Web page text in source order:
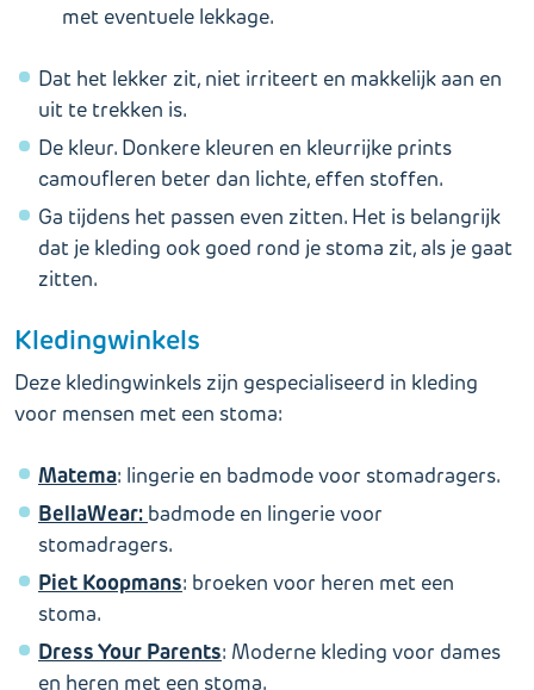
met eventuele lekkage.
Dat het lekker zit, niet irriteert en makkelijk aan en
uit te trekken is.
De kleur. Donkere kleuren en kleurrijke prints
camoufleren beter dan lichte, effen stoffen.
Ga tijdens het passen even zitten. Het is belangrijk
dat je kleding ook goed rond je stoma zit, als je gaat
zitten.
Kledingwinkels
Deze kledingwinkels zijn gespecialiseerd in kleding
voor mensen met een stoma:
Matema: lingerie en badmode voor stomadragers.
BellaWear: badmode en lingerie voor
stomadragers.
Piet Koopmans: broeken voor heren met een
stoma.
Dress Your Parents: Moderne kleding voor dames
en heren met een stoma.